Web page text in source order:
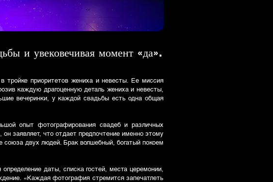
и увековечивая момент «да».
тройке приоритетов жениха и невесты. Ее миссия
каждую драгоценную деталь жениха и невесты,
вечеринки, у каждой свадьбы есть одна общая
опыт фотографирования свадеб и различных
заявляет, что отдает предпочтение именно этому
союза двух людей. Брак волшебный, богатый покоем
даты, списка гостей, места церемонии,
«Каждая фотография стремится запечатлеть